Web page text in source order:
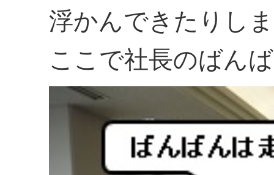
浮かんできたりし
ここで社長のばん